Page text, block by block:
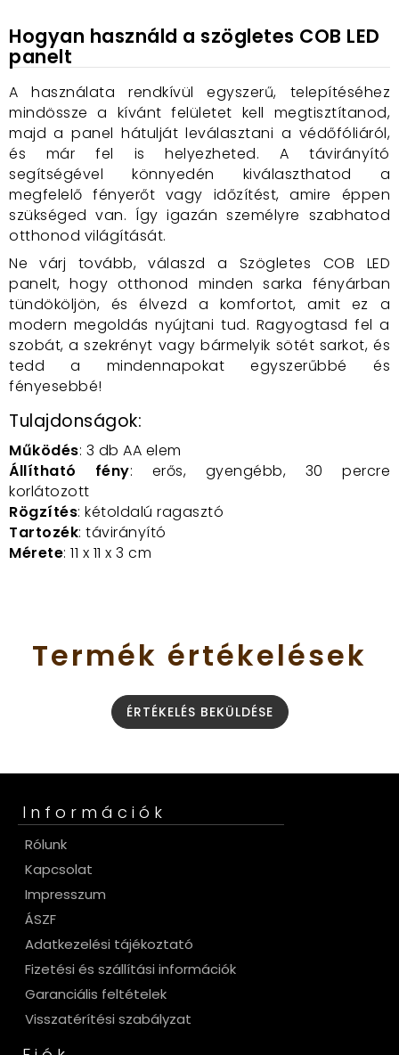
Hogyan használd a szögletes COB LED
panelt
A használata rendkívül egyszerű, telepítéséhez
mindössze a kívánt felületet kell megtisztítanod,
majd a panel hátulját leválasztani a védőfóliáról,
és már fel is helyezheted. A távirányító
segítségével könnyedén kiválaszthatod a
megfelelő fényerőt vagy időzítést, amire éppen
szükséged van. Így igazán személyre szabhatod
otthonod világítását.
Ne várj tovább, válaszd a Szögletes COB LED
panelt, hogy otthonod minden sarka fényárban
tündököljön, és élvezd a komfortot, amit ez a
modern megoldás nyújtani tud. Ragyogtasd fel a
szobát, a szekrényt vagy bármelyik sötét sarkot, és
tedd a mindennapokat egyszerűbbé és
fényesebbé!
Tulajdonságok:
Működés: 3 db AA elem
Állítható fény: erős, gyengébb, 30 percre
korlátozott
Rögzítés: kétoldalú ragasztó
Tartozék: távirányító
Mérete: 11 x 11 x 3 cm
Termék értékelések
ÉRTÉKELÉS BEKÜLDÉSE
Információk
Rólunk
Kapcsolat
Impresszum
ÁSZF
Adatkezelési tájékoztató
Fizetési és szállítási információk
Garanciális feltételek
Visszatérítési szabályzat